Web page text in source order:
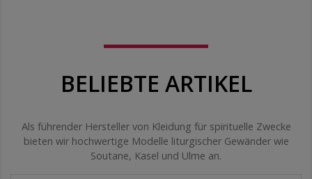
BELIEBTE ARTIKEL
Als führender Hersteller von Kleidung für spirituelle Zwecke
bieten wir hochwertige Modelle liturgischer Gewänder wie
Soutane, Kasel und Ulme an.